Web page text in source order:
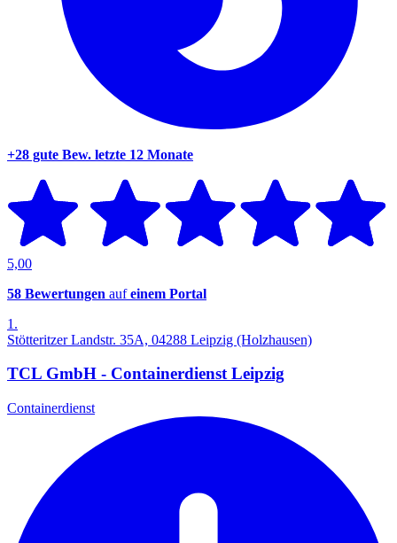
+28 gute Bew. letzte 12 Monate
5,00
58 Bewertungen aufeinem Portal
1.
Stötteritzer Landstr. 35A, 04288 Leipzig (Holzhausen)
TCL GmbH - Containerdienst Leipzig
Containerdienst